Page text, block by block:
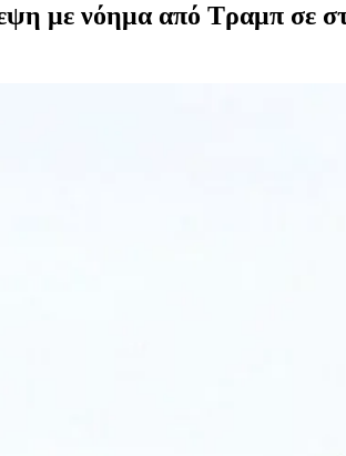
με νόημα από Τραμπ σε